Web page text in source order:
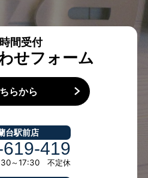
間受付
せフォーム
らから
台駅前店
419
～17:30 不定休